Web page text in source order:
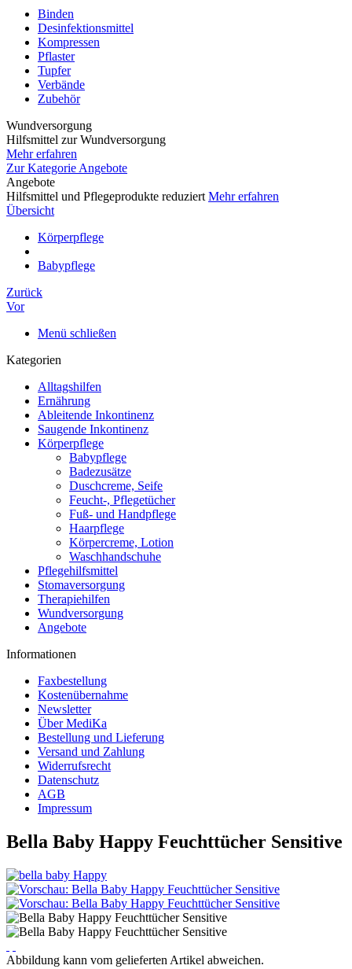
Binden
Desinfektionsmittel
Kompressen
Pflaster
Tupfer
Verbände
Zubehör
Wundversorgung
Hilfsmittel zur Wundversorgung
Mehr erfahren
Zur Kategorie Angebote
Angebote
Hilfsmittel und Pflegeprodukte reduziert Mehr erfahren
Übersicht
Körperpflege
Babypflege
Zurück
Vor
Menü schließen
Kategorien
Alltagshilfen
Ernährung
Ableitende Inkontinenz
Saugende Inkontinenz
Körperpflege
Babypflege
Badezusätze
Duschcreme, Seife
Feucht-, Pflegetücher
Fuß- und Handpflege
Haarpflege
Körpercreme, Lotion
Waschhandschuhe
Pflegehilfsmittel
Stomaversorgung
Therapiehilfen
Wundversorgung
Angebote
Informationen
Faxbestellung
Kostenübernahme
Newsletter
Über MediKa
Bestellung und Lieferung
Versand und Zahlung
Widerrufsrecht
Datenschutz
AGB
Impressum
Bella Baby Happy Feuchttücher Sensitive
Abbildung kann vom gelieferten Artikel abweichen.